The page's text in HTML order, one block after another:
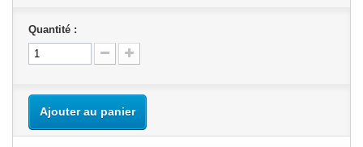
Quantité :
Ajouter au panier